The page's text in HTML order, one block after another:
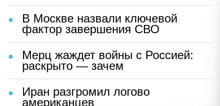
В Москве назвали ключевой
фактор завершения СВО
Мерц жаждет войны с Россией:
раскрыто — зачем
Иран разгромил логово
американцев